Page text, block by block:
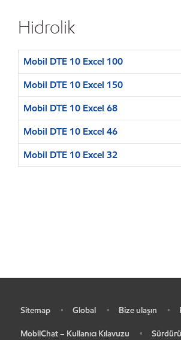
Hidrolik
Mobil DTE 10 Excel 100
Mobil DTE 10 Excel 150
Mobil DTE 10 Excel 68
Mobil DTE 10 Excel 46
Mobil DTE 10 Excel 32
Sitemap • Global • Bize ulaşın •
MobilChat – Kullanıcı Kılavuzu •